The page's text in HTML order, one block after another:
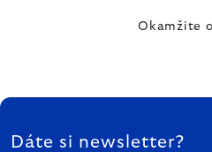
Okamžite
ZÁPÄTIE
Dáte si newsletter?